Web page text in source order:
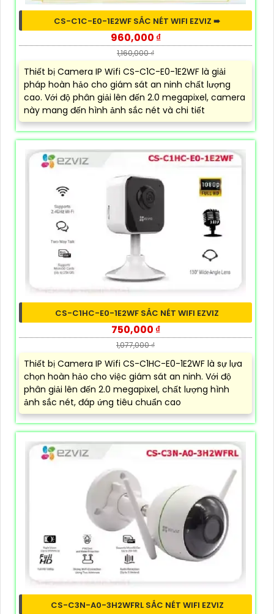
CS-C1C-E0-1E2WF SẮC NÉT WIFI EZVIZ ➠
960,000 ₫
1,160,000 ₫
Thiết bị Camera IP Wifi CS-C1C-E0-1E2WF là giải
pháp hoàn hảo cho giám sát an ninh chất lượng
cao. Với độ phân giải lên đến 2.0 megapixel, camera
này mang đến hình ảnh sắc nét và chi tiết
CS-C1HC-E0-1E2WF SẮC NÉT WIFI EZVIZ
750,000 ₫
1,077,000 ₫
Thiết bị Camera IP Wifi CS-C1HC-E0-1E2WF là sự lựa
chọn hoàn hảo cho việc giám sát an ninh. Với độ
phân giải lên đến 2.0 megapixel, chất lượng hình
ảnh sắc nét, đáp ứng tiêu chuẩn cao
CS-C3N-A0-3H2WFRL SẮC NÉT WIFI EZVIZ